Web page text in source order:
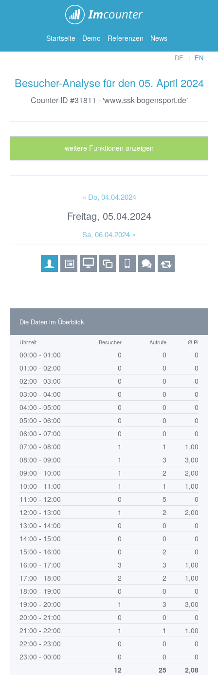
Startseite Demo Referenzen News
DE EN
Besucher-Analyse für den 05. April 2024
Counter-ID #31811 - 'www.ssk-bogensport.de'
weitere Funktionen anzeigen
« Do, 04.04.2024
Freitag, 05.04.2024
Sa, 06.04.2024 »
Die Daten im Überblick
Uhrzeit Besucher Aufrufe Ø PI
00:00 - 01:00 0 0
0
01:00 - 02:00
0 0
0
02:00 - 03:00
0 0
0
03:00 - 04:00
0 0
0
04:00 - 05:00
0 0
0
05:00 - 06:00
0 0
0
06:00 - 07:00
0 0
0
07:00 - 08:00
1 1
1,00
08:00 - 09:00
1 3
3,00
09:00 - 10:00
1 2
2,00
10:00 - 11:00
1 1
1,00
11:00 - 12:00
0 5
0
12:00 - 13:00
1 2
2,00
13:00 - 14:00
0 0
0
14:00 - 15:00
0 0
0
15:00 - 16:00
0 2
0
16:00 - 17:00
3 3
1,00
17:00 - 18:00
2 2
1,00
18:00 - 19:00
0 0
0
19:00 - 20:00
1 3
3,00
20:00 - 21:00
0 0
0
21:00 - 22:00
1 1
1,00
22:00 - 23:00
0 0
0
23:00 - 00:00
0 0
0
12
25 2,08